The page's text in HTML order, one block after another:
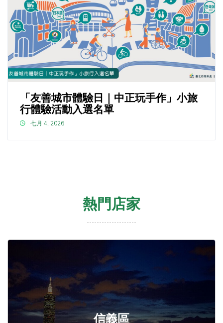
「友善城市體驗日｜中正玩手作」小旅
行體驗活動入選名單
七月 4, 2026
熱門店家
信義區